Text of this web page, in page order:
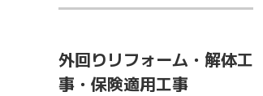
外回りリフォーム・解体工
事・保険適用工事